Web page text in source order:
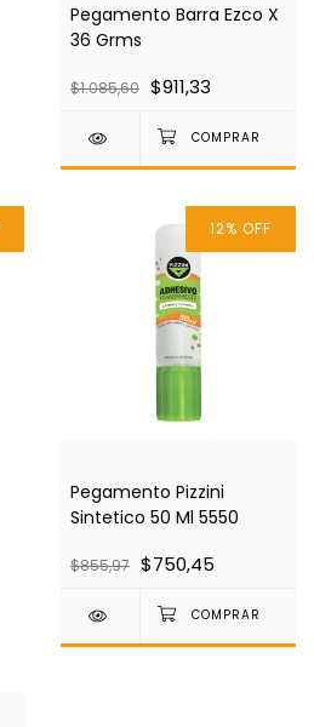
Pegamento Barra Ezco X
36 Grms
$1.085,60 $911,33
12% OFF
Pegamento Pizzini
Sintetico 50 Ml 5550
$855,97 $750,45